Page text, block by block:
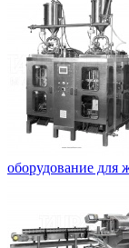
оборудование для